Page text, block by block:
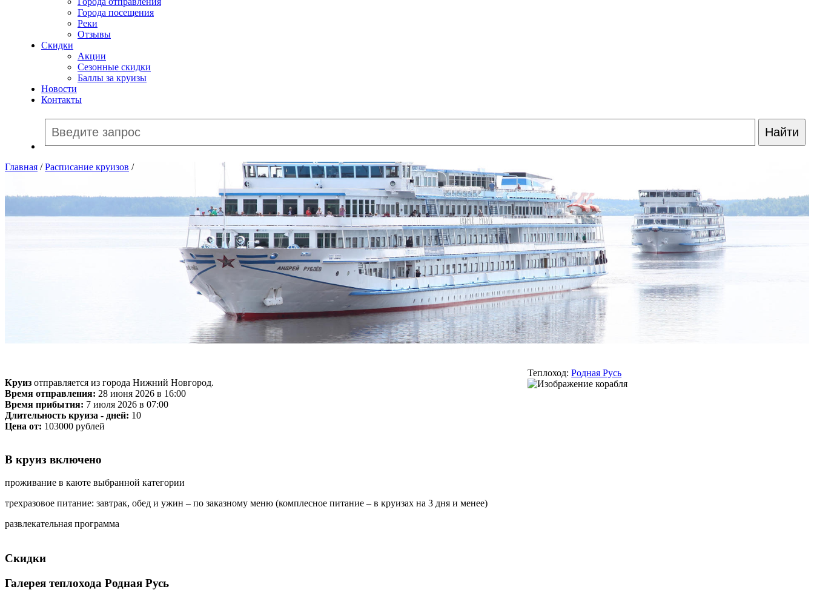
Города посещения
Реки
Отзывы
Скидки
Акции
Сезонные скидки
Баллы за круизы
Новости
Контакты
Главная /Расписание круизов /
Круиз отправляется из города Нижний Новгород.
Время отправления: 28 июня 2026 в 16:00
Время прибытия: 7 июля 2026 в 07:00
Длительность круиза - дней: 10
Цена от: 103000 рублей
Теплоход:Родная Русь
В круиз включено
проживание в каюте выбранной категории
трехразовое питание: завтрак, обед и ужин – по заказному меню (комплесное питание – в круизах на 3 дня и менее)
развлекательная программа
Скидки
Галерея теплохода Родная Русь